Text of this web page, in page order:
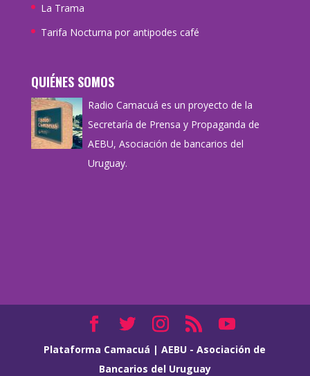
La Trama
Tarifa Nocturna por antipodes café
QUIÉNES SOMOS
Radio Camacuá es un proyecto de la
Secretaría de Prensa y Propaganda de
AEBU, Asociación de bancarios del
Uruguay.
Plataforma Camacuá |AEBU - Asociación de
Bancarios del Uruguay